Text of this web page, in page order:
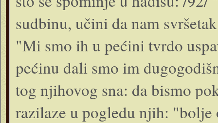
sudbinu, učini da nam
"Mi smo ih u pećini tvrdo
pećinu dali smo im
tog njihovog sna: da bismo
razilaze u pogledu njih: